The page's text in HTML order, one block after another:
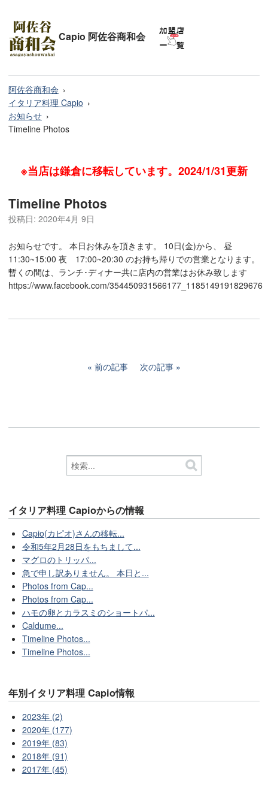
Capio 阿佐谷商和会
阿佐谷商和会
イタリア料理 Capio
お知らせ
Timeline Photos
※当店は鎌倉に移転しています。2024/1/31更新
Timeline Photos
投稿日: 2020年4月 9日
お知らせです。 本日お休みを頂きます。 10日(金)から、 昼
11:30~15:00 夜 17:00~20:30 のお持ち帰りでの営業となります。
暫くの間は、ランチ･ディナー共に店内の営業はお休み致します
https://www.facebook.com/354450931566177_1185149191829676
前の記事 次の記事
イタリア料理 Capioからの情報
Capio(カピオ)さんの移転...
令和5年2月28日をもちまして...
マグロのトリッパ...
急で申し訳ありません。 本日と...
Photos from Cap...
Photos from Cap...
ハモの卵とカラスミのショートパ...
Caldume...
Timeline Photos...
Timeline Photos...
年別イタリア料理 Capio情報
2023年 (2)
2020年 (177)
2019年 (83)
2018年 (91)
2017年 (45)